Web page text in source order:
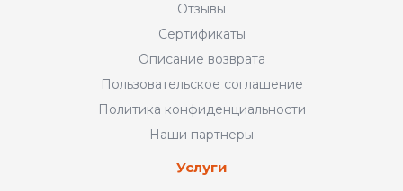
Отзывы
Сертификаты
Описание возврата
Пользовательское соглашение
Политика конфиденциальности
Наши партнеры
Услуги